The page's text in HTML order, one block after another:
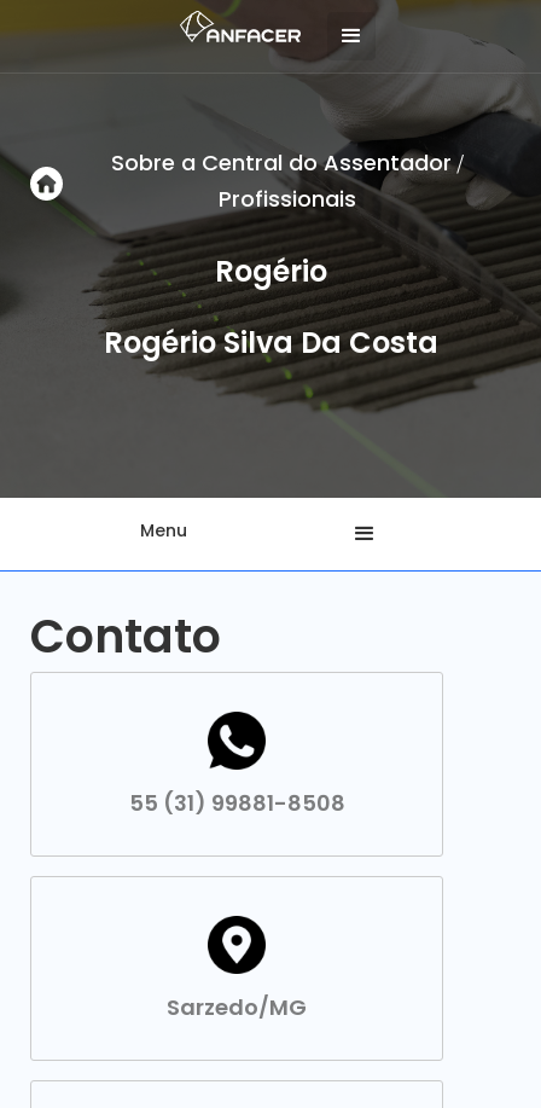
Sobre a Central do Assentador/
Profissionais
Rogério
Rogério Silva Da Costa
Menu
Contato
55 (31) 99881-8508
Sarzedo/MG